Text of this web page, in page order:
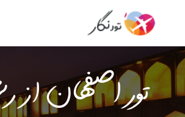
تور اصفهان